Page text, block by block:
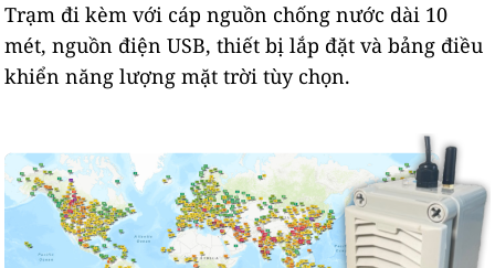
Trạm đi kèm với cáp nguồn chống nước dài 10
mét, nguồn điện USB, thiết bị lắp đặt và bảng điều
khiển năng lượng mặt trời tùy chọn.